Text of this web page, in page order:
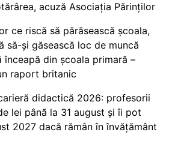
acuză Asociația Părinților
ce riscă să părăsească școala,
să-și găsească loc de muncă
înceapă din școala primară –
raport britanic
didactică 2026: profesorii
lei până la 31 august și îi pot
2027 dacă rămân în învățământ